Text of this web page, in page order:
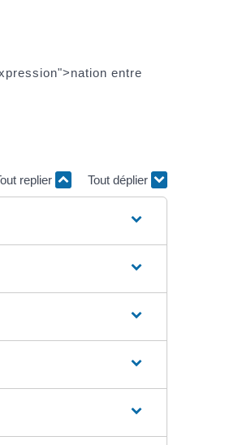
entre
replier Tout déplier